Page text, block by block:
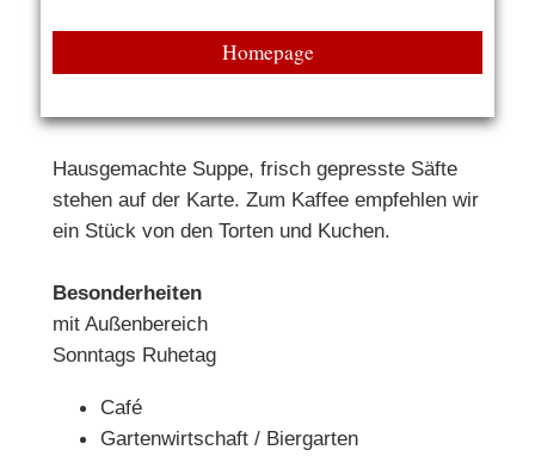
Homepage
Hausgemachte Suppe, frisch gepresste Säfte
stehen auf der Karte. Zum Kaffee empfehlen wir
ein Stück von den Torten und Kuchen.
Besonderheiten
mit Außenbereich
Sonntags Ruhetag
Café
Gartenwirtschaft / Biergarten